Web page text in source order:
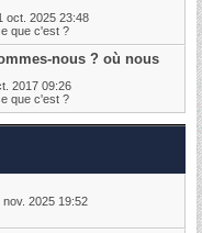
oct. 2025 23:48
que c'est ?
nous ? où nous
2017 09:26
que c'est ?
nov. 2025 19:52